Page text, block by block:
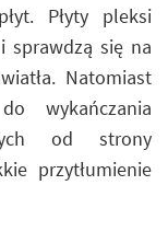
Płyty pleksi
sprawdzą się na
Natomiast
wykańczania
od strony
przytłumienie